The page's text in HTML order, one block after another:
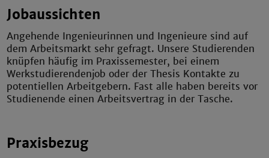
Jobaussichten
Angehende Ingenieurinnen und Ingenieure sind auf
dem Arbeitsmarkt sehr gefragt. Unsere Studierenden
knüpfen häufig im Praxissemester, bei einem
Werkstudierendenjob oder der Thesis Kontakte zu
potentiellen Arbeitgebern. Fast alle haben bereits vor
Studienende einen Arbeitsvertrag in der Tasche.
Praxisbezug